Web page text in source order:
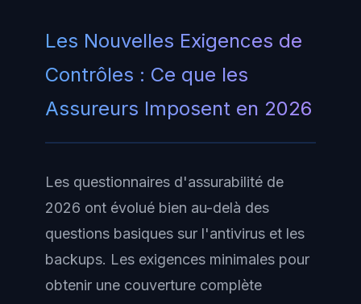
Les Nouvelles Exigences de
Contrôles : Ce que les
Assureurs Imposent en 2026
Les questionnaires d'assurabilité de
2026 ont évolué bien au-delà des
questions basiques sur l'antivirus et les
backups. Les exigences minimales pour
obtenir une couverture complète